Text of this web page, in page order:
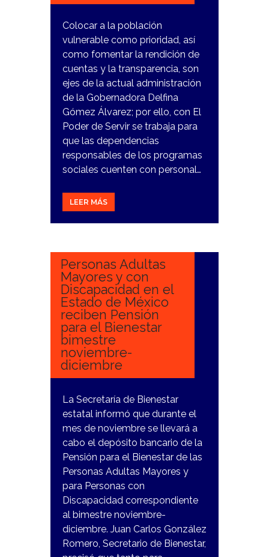
Colocar a la población
vulnerable como prioridad, así
como fomentar la rendición de
cuentas y la transparencia, son
ejes de la actual administración
de la Gobernadora Delfina
Gómez Álvarez; por ello, con El
Poder de Servir se trabaja para
que las dependencias
responsables de los programas
sociales cuenten con personal…
LEER MÁS
7
Personas Adultas
Mayores y con
Discapacidad en el
Estado de México
reciben Pensión
para el Bienestar
bimestre
noviembre-
diciembre
La Secretaría de Bienestar
estatal informó que durante el
mes de noviembre se llevará a
cabo el depósito bancario de la
Pensión para el Bienestar de las
Personas Adultas Mayores y
para Personas con
Discapacidad correspondiente
al bimestre noviembre-
diciembre. Juan Carlos González
Romero, Secretario de Bienestar,